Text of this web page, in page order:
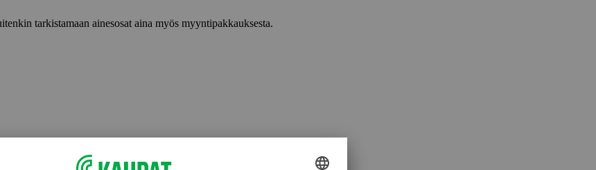
tarkistamaan ainesosat aina myös myyntipakkauksesta.